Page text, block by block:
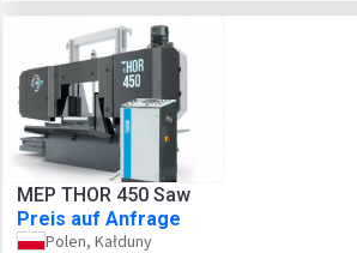
Kraftbedarf
15 kW
MEP THOR 450 Saw
Preis auf Anfrage
Polen, Kałduny